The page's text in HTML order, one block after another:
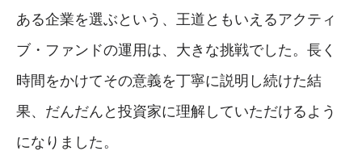
ある企業を選ぶという、王道ともいえるアクティ
ブ・ファンドの運用は、大きな挑戦でした。長く
時間をかけてその意義を丁寧に説明し続けた結
果、だんだんと投資家に理解していただけるよう
になりました。